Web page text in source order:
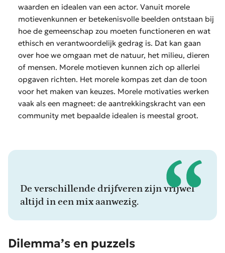
waarden en idealen van een actor. Vanuit morele
motievenkunnen er betekenisvolle beelden ontstaan bij
hoe de gemeenschap zou moeten functioneren en wat
ethisch en verantwoordelijk gedrag is. Dat kan gaan
over hoe we omgaan met de natuur, het milieu, dieren
of mensen. Morele motieven kunnen zich op allerlei
opgaven richten. Het morele kompas zet dan de toon
voor het maken van keuzes. Morele motivaties werken
vaak als een magneet: de aantrekkingskracht van een
community met bepaalde idealen is meestal groot.
De verschillende drijfveren zijn vrijwel
altijd in een mix aanwezig.
Dilemma’s en puzzels